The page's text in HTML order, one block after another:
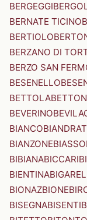
BERGEGGI
BERNATE TICINO
BERTIOLO
BERZANO DI
BERZO SAN
BESENELLO
BETTOLA
BEVERINO
BIANCO
BIANZONE
BIBIANABICCARI
BIENTINA
BIONAZBIONE
BISEGNABISENTI